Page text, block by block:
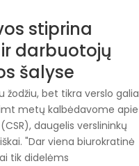
stiprina
darbuotojų
šalyse
žodžiu, bet tikra verslo galia
metų kalbėdavome apie
daugelis verslininkų
"Dar viena biurokratinė
tik didelėms